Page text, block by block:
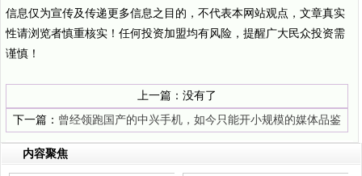
信息仅为宣传及传递更多信息之目的，不代表本网站观点，文章真实
性请浏览者慎重核实！任何投资加盟均有风险，提醒广大民众投资需
谨慎！
上一篇：没有了
下一篇： 曾经领跑国产的中兴手机，如今只能开小规模的媒体品鉴
会！
内容聚焦